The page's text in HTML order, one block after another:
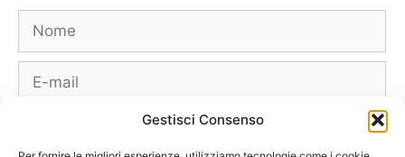
Gestisci Consenso
Nome
E-
mail
web